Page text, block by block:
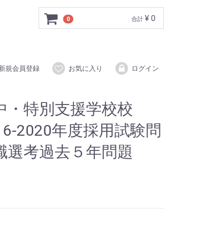
0 合計 ¥ 0
規会員登録 お気に入り ログイン
・特別支援学校校
2020年度採用試験問
選考過去５年問題